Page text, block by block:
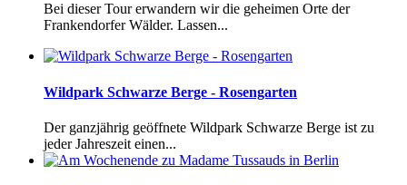
Bei dieser Tour erwandern wir die geheimen Orte der
Frankendorfer Wälder. Lassen...
Wildpark Schwarze Berge - Rosengarten
Der ganzjährig geöffnete Wildpark Schwarze Berge ist zu
jeder Jahreszeit einen...